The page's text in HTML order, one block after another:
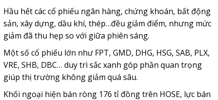
Hầu hết các cổ phiếu ngân hàng, chứng khoán, bất động
sản, xây dựng, dầu khí, thép…đều giảm điểm, nhưng mức
giảm đã thu hẹp so với giữa phiên sáng.
Một số cổ phiếu lớn như FPT, GMD, DHG, HSG, SAB, PLX,
VRE, SHB, DBC… duy trì sắc xanh góp phần quan trọng
giúp thị trường không giảm quá sâu.
Khối ngoại hiện bán ròng 176 tỉ đồng trên HOSE, lực bán